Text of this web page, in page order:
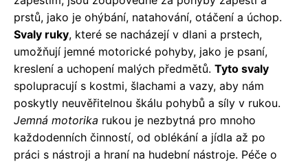
prstů, jako je ohýbání, natahování, otáčení a úchop.
Svaly ruky, které se nacházejí v dlani a prstech,
umožňují jemné motorické pohyby, jako je psaní,
kreslení a uchopení malých předmětů. Tyto svaly
spolupracují s kostmi, šlachami a vazy, aby nám
poskytly neuvěřitelnou škálu pohybů a síly v rukou.
Jemná motorika rukou je nezbytná pro mnoho
každodenních činností, od oblékání a jídla až po
práci s nástroji a hraní na hudební nástroje. Péče o